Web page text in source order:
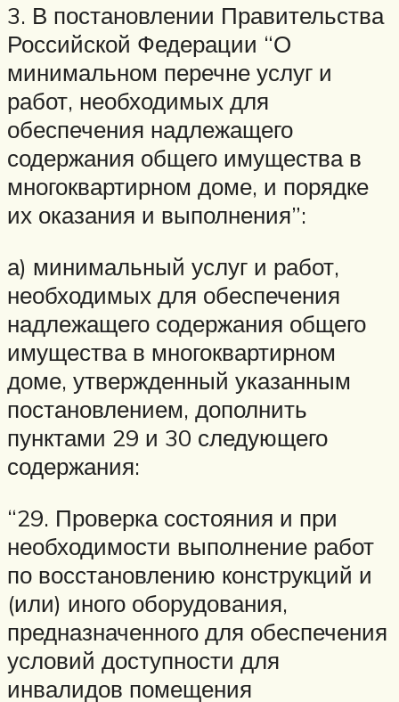
3. В постановлении Правительства
Российской Федерации “О
минимальном перечне услуг и
работ, необходимых для
обеспечения надлежащего
содержания общего имущества в
многоквартирном доме, и порядке
их оказания и выполнения”:
а) минимальный услуг и работ,
необходимых для обеспечения
надлежащего содержания общего
имущества в многоквартирном
доме, утвержденный указанным
постановлением, дополнить
пунктами 29 и 30 следующего
содержания:
“29. Проверка состояния и при
необходимости выполнение работ
по восстановлению конструкций и
(или) иного оборудования,
предназначенного для обеспечения
условий доступности для
инвалидов помещения